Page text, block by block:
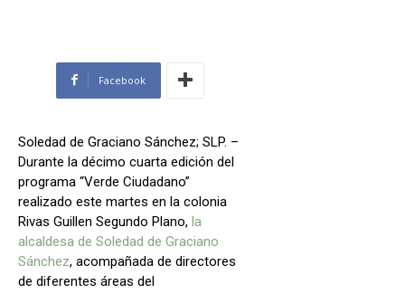
Facebook
Soledad de Graciano Sánchez; SLP. –
Durante la décimo cuarta edición del
programa “Verde Ciudadano”
realizado este martes en la colonia
Rivas Guillen Segundo Plano, la
alcaldesa de Soledad de Graciano
Sánchez, acompañada de directores
de diferentes áreas del